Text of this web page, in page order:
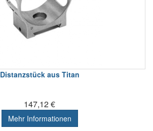
Distanzstück aus Titan
147,12 €
Mehr Informationen